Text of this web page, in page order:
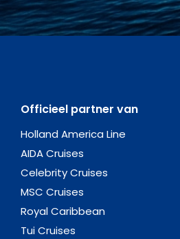
Officieel partner van
Holland America Line
AIDA Cruises
Celebrity Cruises
MSC Cruises
Royal Caribbean
Tui Cruises